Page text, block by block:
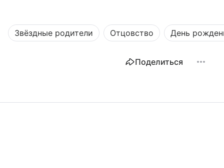
Звёздные родители Отцовство День
Поделиться